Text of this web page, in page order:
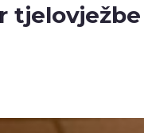
tjelovježbe